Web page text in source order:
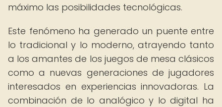
máximo las posibilidades tecnológicas.
Este fenómeno ha generado un puente entre
lo tradicional y lo moderno, atrayendo tanto
a los amantes de los juegos de mesa clásicos
como a nuevas generaciones de jugadores
interesados en experiencias innovadoras. La
combinación de lo analógico y lo digital ha